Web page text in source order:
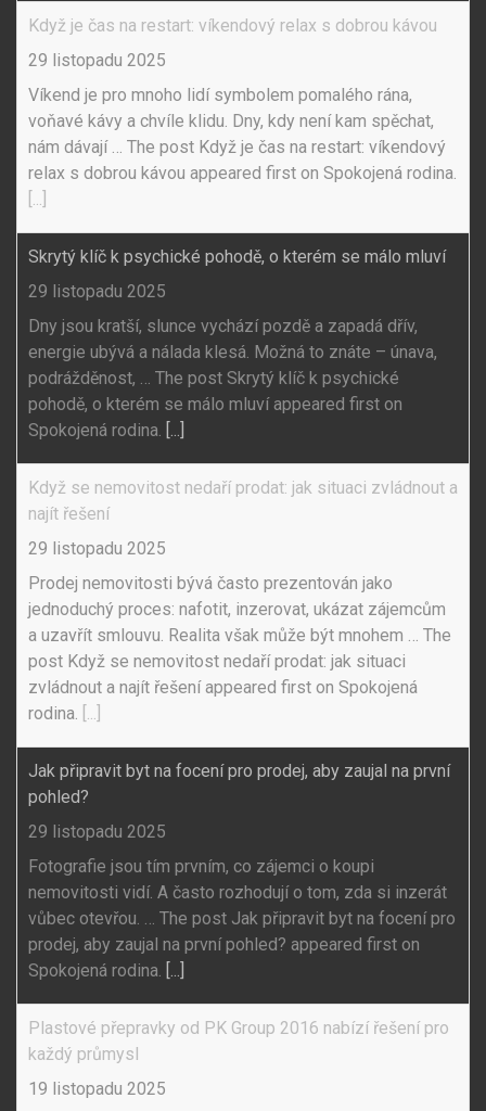
Když je čas na restart: víkendový relax s dobrou kávou
29 listopadu 2025
Víkend je pro mnoho lidí symbolem pomalého rána,
voňavé kávy a chvíle klidu. Dny, kdy není kam spěchat,
nám dávají … The post Když je čas na restart: víkendový
relax s dobrou kávou appeared first on Spokojená rodina.
[...]
Skrytý klíč k psychické pohodě, o kterém se málo mluví
29 listopadu 2025
Dny jsou kratší, slunce vychází pozdě a zapadá dřív,
energie ubývá a nálada klesá. Možná to znáte – únava,
podrážděnost, … The post Skrytý klíč k psychické
pohodě, o kterém se málo mluví appeared first on
Spokojená rodina. [...]
Když se nemovitost nedaří prodat: jak situaci zvládnout a
najít řešení
29 listopadu 2025
Prodej nemovitosti bývá často prezentován jako
jednoduchý proces: nafotit, inzerovat, ukázat zájemcům
a uzavřít smlouvu. Realita však může být mnohem … The
post Když se nemovitost nedaří prodat: jak situaci
zvládnout a najít řešení appeared first on Spokojená
rodina. [...]
Jak připravit byt na focení pro prodej, aby zaujal na první
pohled?
29 listopadu 2025
Fotografie jsou tím prvním, co zájemci o koupi
nemovitosti vidí. A často rozhodují o tom, zda si inzerát
vůbec otevřou. … The post Jak připravit byt na focení pro
prodej, aby zaujal na první pohled? appeared first on
Spokojená rodina. [...]
Plastové přepravky od PK Group 2016 nabízí řešení pro
každý průmysl
19 listopadu 2025